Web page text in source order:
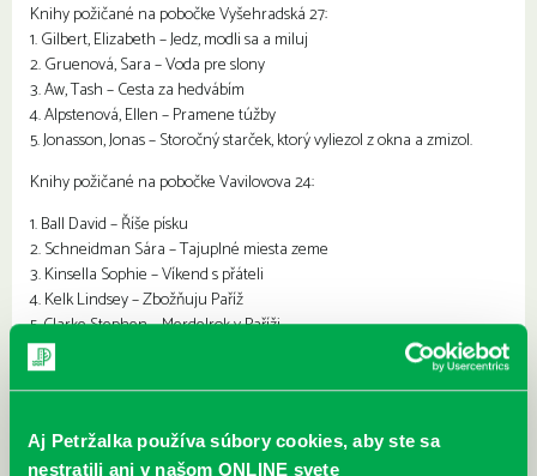
Aj Petržalka používa súbory cookies, aby ste sa
nestratili ani v našom ONLINE svete
Knihy požičané na pobočke Vyšehradská 27:
1. Gilbert, Elizabeth – Jedz, modli sa a miluj
2. Gruenová, Sara – Voda pre slony
3. Aw, Tash – Cesta za hedvábím
4. Alpstenová, Ellen – Pramene túžby
5. Jonasson, Jonas – Storočný starček, ktorý vyliezol z okna a zmizol.
Knihy požičané na pobočke Vavilovova 24:
1. Ball David – Říše písku
2. Schneidman Sára – Tajuplné miesta zeme
3. Kinsella Sophie – Víkend s přáteli
4. Kelk Lindsey – Zbožňuju Paříž
5. Clarke Stephen – Merde!rok v Paříži
6. Kerouac Jack – More je môj brat
7. Mikes George – Jak se stát Britem
8. Archer Geoffrey – Barmské dědictví
9. Hynes Margaret – Ázia. Všetko čo chceš vedieť.
10. Glover David –Európa. Všetko, čo chceš vedieť.